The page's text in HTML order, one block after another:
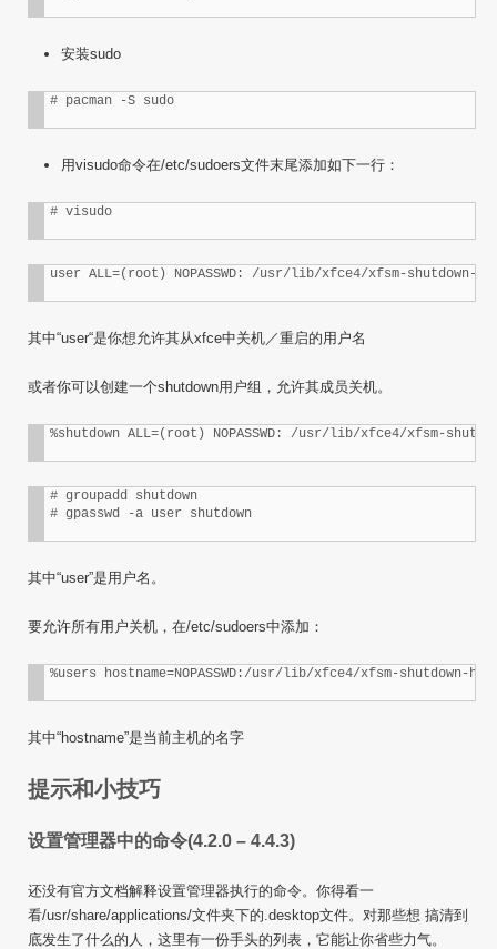
安装sudo
用visudo命令在/etc/sudoers文件末尾添加如下一行：
其中“user“是你想允许其从xfce中关机／重启的用户名
或者你可以创建一个shutdown用户组，允许其成员关机。
# groupadd shutdown
其中“user”是用户名。
要允许所有用户关机，在/etc/sudoers中添加：
其中“hostname”是当前主机的名字
提示和小技巧
设置管理器中的命令(4.2.0 – 4.4.3)
还没有官方文档解释设置管理器执行的命令。你得看一
看/usr/share/applications/文件夹下的.desktop文件。对那些想 搞清到
底发生了什么的人，这里有一份手头的列表，它能让你省些力气。